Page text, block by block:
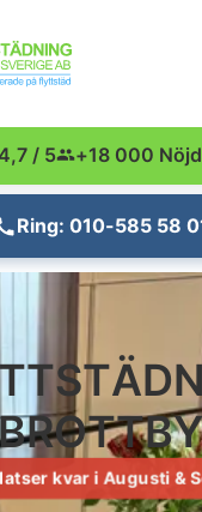
/ 5 +18 000
Ring: 010-585 58
kvar i Augusti &